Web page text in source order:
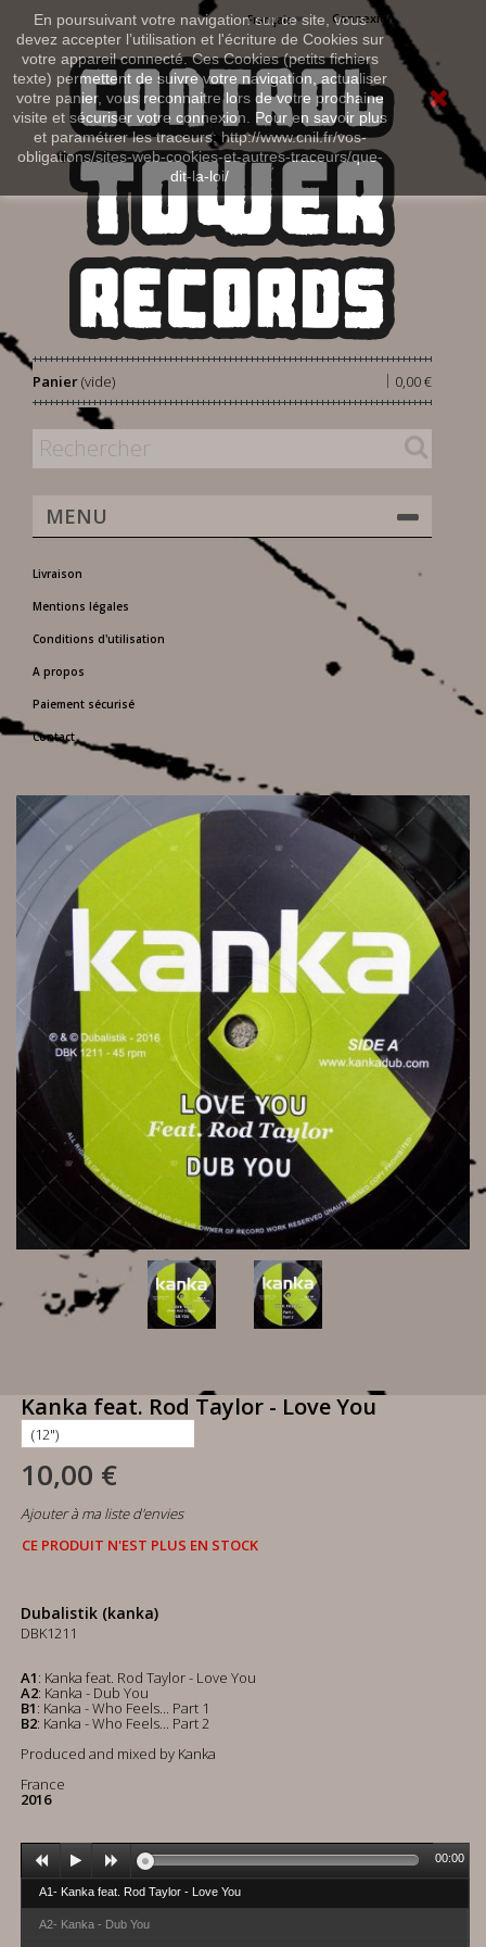
En poursuivant votre navigation sur ce site, vous
devez accepter l’utilisation et l'écriture de Cookies sur
votre appareil connecté. Ces Cookies (petits fichiers
texte) permettent de suivre votre navigation, actualiser
votre panier, vous reconnaitre lors de votre prochaine
visite et sécuriser votre connexion. Pour en savoir plus
et paramétrer les traceurs: http://www.cnil.fr/vos-
obligations/sites-web-cookies-et-autres-traceurs/que-
dit-la-loi/
Connexion
Français
Panier 0,00 €
|
(vide)
MENU
Livraison
Mentions légales
Conditions d'utilisation
A propos
Paiement sécurisé
Contact
Kanka feat. Rod Taylor - Love You
10,00 €
Ajouter à ma liste d'envies
CE PRODUIT N'EST PLUS EN STOCK
Dubalistik (kanka)
DBK1211
A1: Kanka feat. Rod Taylor - Love You
A2: Kanka - Dub You
B1: Kanka - Who Feels... Part 1
B2: Kanka - Who Feels... Part 2
Produced and mixed by Kanka
France
2016
A1- Kanka feat. Rod Taylor - Love You
A2- Kanka - Dub You
00:00